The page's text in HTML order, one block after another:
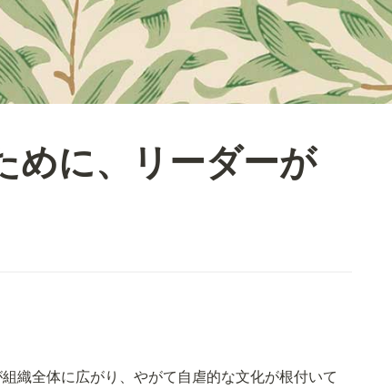
めに、リーダーが
織全体に広がり、やがて自虐的な文化が根付いて